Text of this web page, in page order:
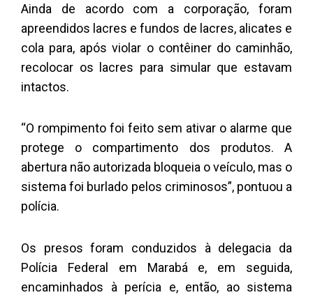
Ainda de acordo com a corporação, foram
apreendidos lacres e fundos de lacres, alicates e
cola para, após violar o contêiner do caminhão,
recolocar os lacres para simular que estavam
intactos.
“O rompimento foi feito sem ativar o alarme que
protege o compartimento dos produtos. A
abertura não autorizada bloqueia o veículo, mas o
sistema foi burlado pelos criminosos”, pontuou a
polícia.
Os presos foram conduzidos à delegacia da
Polícia Federal em Marabá e, em seguida,
encaminhados à perícia e, então, ao sistema